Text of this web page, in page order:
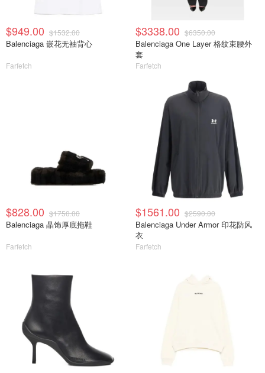
$949.00 $1532.00
Balenciaga 嵌花无袖背心
Farfetch
$3338.00 $6350.00
Balenciaga One Layer 格纹束腰外
套
Farfetch
$828.00 $1750.00
Balenciaga 晶饰厚底拖鞋
Farfetch
$1561.00 $2590.00
Balenciaga Under Armor 印花防风
衣
Farfetch